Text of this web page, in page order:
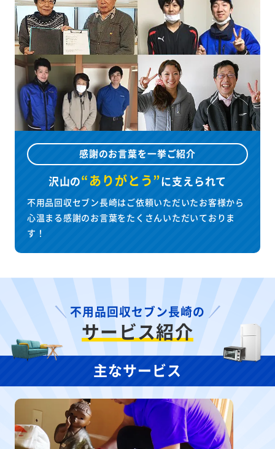
感謝のお言葉を一挙ご紹介
沢山の“ありがとう”に支えられて
不用品回収セブン長崎はご依頼いただいたお客様から
心温まる感謝のお言葉をたくさんいただいておりま
す！
不用品回収セブン長崎の
サービス紹介
主なサービス